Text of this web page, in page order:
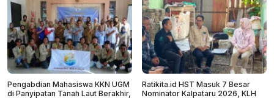
Pengabdian Mahasiswa KKN UGM
di Panyipatan Tanah Laut Berakhir,
Ratikita.id HST Masuk 7 Besar
Nominator Kalpataru 2026, KLH